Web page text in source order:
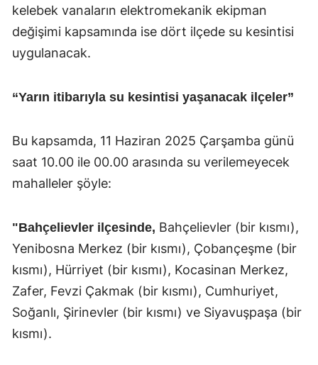
kelebek vanaların elektromekanik ekipman
değişimi kapsamında ise dört ilçede su kesintisi
uygulanacak.
“Yarın itibarıyla su kesintisi yaşanacak ilçeler”
Bu kapsamda, 11 Haziran 2025 Çarşamba günü
saat 10.00 ile 00.00 arasında su verilemeyecek
mahalleler şöyle:
"Bahçelievler ilçesinde, Bahçelievler (bir kısmı),
Yenibosna Merkez (bir kısmı), Çobançeşme (bir
kısmı), Hürriyet (bir kısmı), Kocasinan Merkez,
Zafer, Fevzi Çakmak (bir kısmı), Cumhuriyet,
Soğanlı, Şirinevler (bir kısmı) ve Siyavuşpaşa (bir
kısmı).